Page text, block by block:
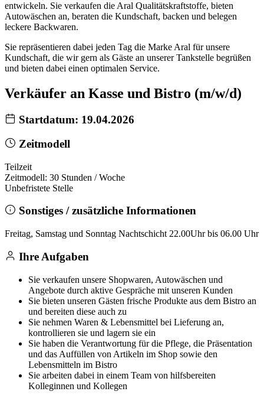
entwickeln. Sie verkaufen die Aral Qualitätskraftstoffe, bieten
Autowäschen an, beraten die Kundschaft, backen und belegen
leckere Backwaren.
Sie repräsentieren dabei jeden Tag die Marke Aral für unsere
Kundschaft, die wir gern als Gäste an unserer Tankstelle begrüßen
und bieten dabei einen optimalen Service.
Verkäufer an Kasse und Bistro (m/w/d)
Startdatum: 19.04.2026
Zeitmodell
Teilzeit
Zeitmodell: 30 Stunden / Woche
Unbefristete Stelle
Sonstiges / zusätzliche Informationen
Freitag, Samstag und Sonntag Nachtschicht 22.00Uhr bis 06.00 Uhr
Ihre Aufgaben
Sie verkaufen unsere Shopwaren, Autowäschen und
Angebote durch aktive Gespräche mit unseren Kunden
Sie bieten unseren Gästen frische Produkte aus dem Bistro an
und bereiten diese auch zu
Sie nehmen Waren & Lebensmittel bei Lieferung an,
kontrollieren sie und lagern sie ein
Sie haben die Verantwortung für die Pflege, die Präsentation
und das Auffüllen von Artikeln im Shop sowie den
Lebensmitteln im Bistro
Sie arbeiten dabei in einem Team von hilfsbereiten
Kolleginnen und Kollegen